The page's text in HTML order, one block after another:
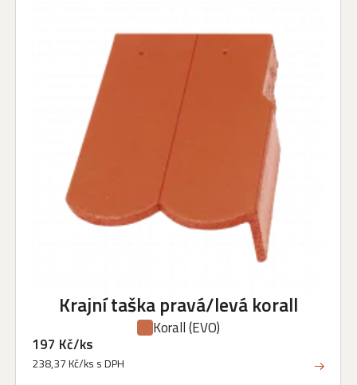
Krajní taška pravá/levá korall
Korall(EVO)
197 Kč/ks
238,37 Kč/ks s DPH